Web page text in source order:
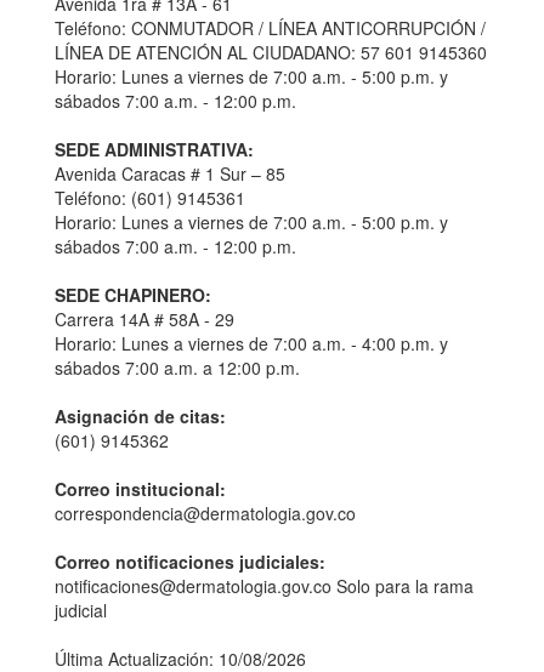
Teléfono: CONMUTADOR / LÍNEA ANTICORRUPCIÓN /
LÍNEA DE ATENCIÓN AL CIUDADANO: 57 601 9145360
Horario: Lunes a viernes de 7:00 a.m. - 5:00 p.m. y
sábados 7:00 a.m. - 12:00 p.m.
SEDE ADMINISTRATIVA:
Avenida Caracas # 1 Sur – 85
Teléfono: (601) 9145361
Horario: Lunes a viernes de 7:00 a.m. - 5:00 p.m. y
sábados 7:00 a.m. - 12:00 p.m.
SEDE CHAPINERO:
Carrera 14A # 58A - 29
Horario: Lunes a viernes de 7:00 a.m. - 4:00 p.m. y
sábados 7:00 a.m. a 12:00 p.m.
Asignación de citas:
(601) 9145362
Correo institucional:
correspondencia@dermatologia.gov.co
Correo notificaciones judiciales:
notificaciones@dermatologia.gov.co Solo para la rama
judicial
Última Actualización: 10/08/2026